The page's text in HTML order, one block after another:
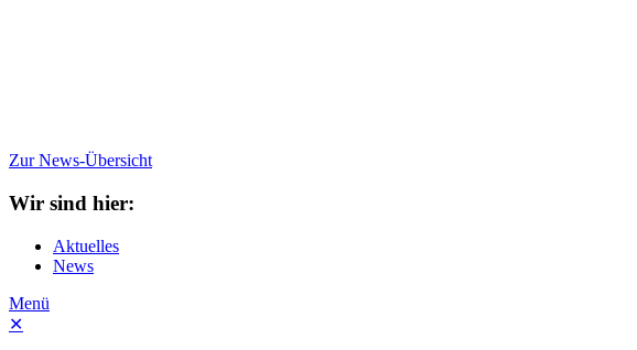
Zur News-Übersicht
Wir sind hier:
Aktuelles
News
Menü
✕